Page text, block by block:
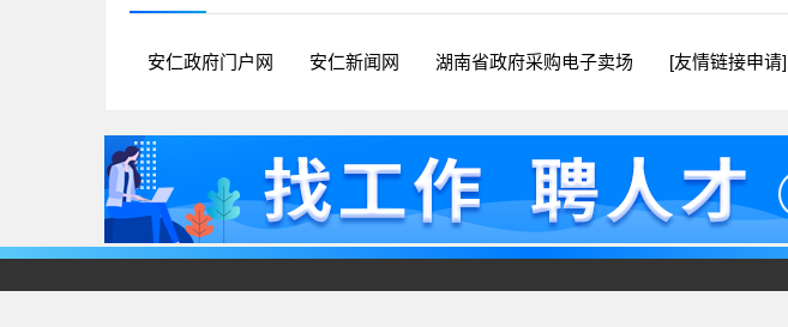
安仁政府门户网 安仁新闻网 湖南省政府采购电子卖场 [友情链接申请]